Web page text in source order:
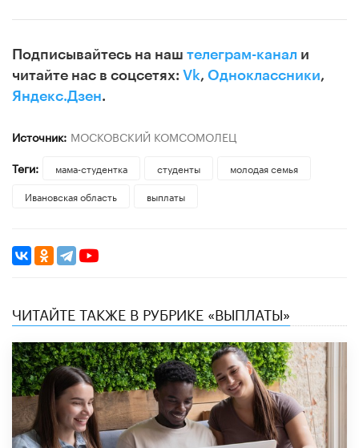
Подписывайтесь на наш телеграм-канал и
читайте нас в соцсетях: Vk, Одноклассники,
Яндекс.Дзен.
Источник: МОСКОВСКИЙ КОМСОМОЛЕЦ
Теги:
мама-студентка студенты
молодая семья
Ивановская область
выплаты
ЧИТАЙТЕ ТАКЖЕ В РУБРИКЕ «ВЫПЛАТЫ»